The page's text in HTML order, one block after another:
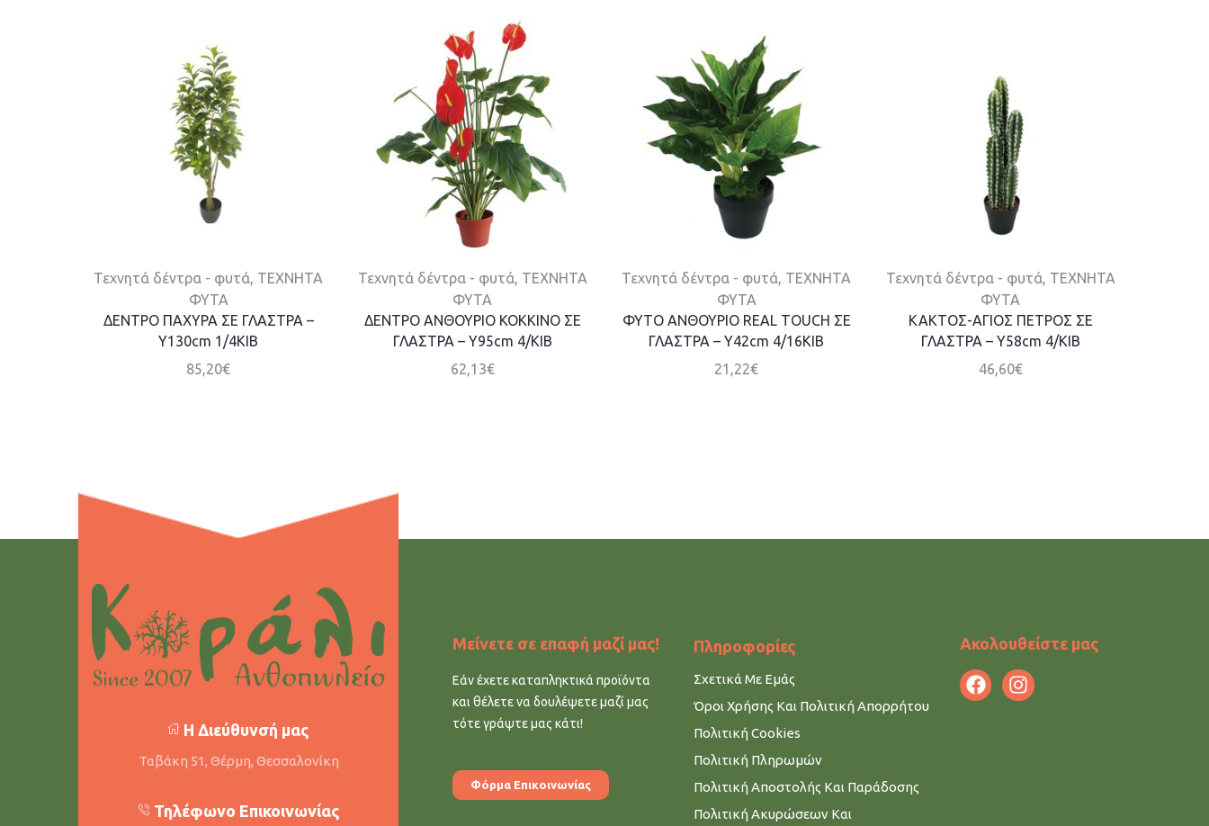
Τεχνητά δέντρα - φυτά, ΤΕΧΝΗΤΑ
ΦΥΤΑ
ΔΕΝΤΡΟ ΠΑΧΥΡΑ ΣΕ ΓΛΑΣΤΡΑ –
Y130cm 1/4KIB
85,20€
Τεχνητά δέντρα - φυτά, ΤΕΧΝΗΤΑ
ΦΥΤΑ
ΔΕΝΤΡΟ ΑΝΘΟΥΡΙΟ ΚΟΚΚΙΝΟ ΣΕ
ΓΛΑΣΤΡΑ – Y95cm 4/ΚΙΒ
62,13€
Τεχνητά δέντρα - φυτά, ΤΕΧΝΗΤΑ
ΦΥΤΑ
ΦΥΤΟ ΑΝΘΟΥΡΙΟ REAL TOUCH ΣΕ
ΓΛΑΣΤΡΑ – Y42cm 4/16ΚΙΒ
21,22€
Τεχνητά δέντρα - φυτά, ΤΕΧΝΗΤΑ
ΦΥΤΑ
ΚΑΚΤΟΣ-ΑΓΙΟΣ ΠΕΤΡΟΣ ΣΕ
ΓΛΑΣΤΡΑ – Υ58cm 4/ΚΙΒ
46,60€
Η Διεύθυνσή μας
Ταβάκη 51, Θέρμη, Θεσσαλονίκη
Τηλέφωνο Επικοινωνίας
Μείνετε σε επαφή μαζί μας!
Εάν έχετε καταπληκτικά προϊόντα
και θέλετε να δουλέψετε μαζί μας
τότε γράψτε μας κάτι!
Φόρμα Επικοινωνίας
Πληροφορίες
Σχετικά Με Εμάς
Όροι Χρήσης Και Πολιτική Απορρήτου
Πολιτική Cookies
Πολιτική Πληρωμών
Πολιτική Αποστολής Και Παράδοσης
Πολιτική Ακυρώσεων Και
Ακολουθείστε μας